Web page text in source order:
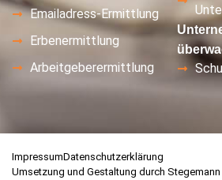
Emailadress-Ermittlung
Erbenermittlung
Arbeitgeberermittlung
ImpressumDatenschutzerklärung
Umsetzung und Gestaltung durch